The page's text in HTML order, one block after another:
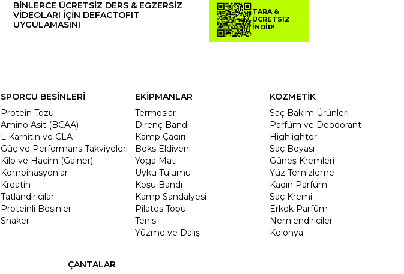
BİNLERCE ÜCRETSİZ DERS & EGZERSİZ
VİDEOLARI İÇİN DEFACTOFIT
UYGULAMASINI
TARA &
ÜCRETSİZ
İNDİR!
SPORCU BESİNLERİ
Protein Tozu
Amino Asit (BCAA)
L Karnitin ve CLA
Güç ve Performans Takviyeleri
Kilo ve Hacim (Gainer)
Kombinasyonlar
Kreatin
Tatlandırıcılar
Proteinli Besinler
Shaker
EKİPMANLAR
Termoslar
Direnç Bandı
Kamp Çadırı
Boks Eldiveni
Yoga Matı
Uyku Tulumu
Koşu Bandı
Kamp Sandalyesi
Pilates Topu
Tenis
Yüzme ve Dalış
KOZMETİK
Saç Bakım Ürünleri
Parfüm ve Deodorant
Highlighter
Saç Boyası
Güneş Kremleri
Yüz Temizleme
Kadın Parfüm
Saç Kremi
Erkek Parfüm
Nemlendiriciler
Kolonya
ÇANTALAR